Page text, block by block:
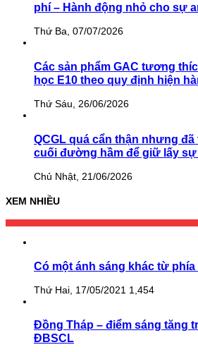
phí – Hành động nhỏ cho sự
Thứ Ba, 07/07/2026
Các sản phẩm GAC tương
học E10 theo quy định hiện
Thứ Sáu, 26/06/2026
QCGL quá cẩn thận nhưng
cuối đường hầm để giữ lấy
Chủ Nhật, 21/06/2026
XEM NHIỀU
Có một ánh sáng khác từ phía
Thứ Hai, 17/05/2021 1,454
Đồng Tháp – điểm sáng tăng
ĐBSCL